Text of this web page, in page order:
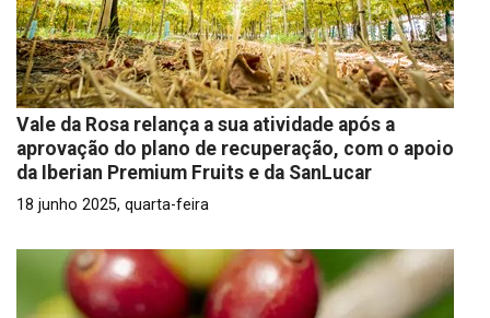
Vale da Rosa relança a sua atividade após a
aprovação do plano de recuperação, com o apoio
da Iberian Premium Fruits e da SanLucar
18 junho 2025, quarta-feira